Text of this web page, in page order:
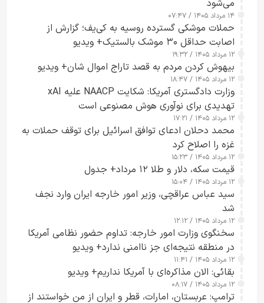
می‌شود
۱۴ مرداد ۱۴۰۵ / ۰۷:۴۷
حملات موشکی گسترده روسیه به کی‌یف؛ گزارش از
اصابت حداقل ۳۰ موشک بالستیک+ ویدیو
۱۲ مرداد ۱۴۰۵ / ۱۹:۳۲
بیهوش کردن مردم به قصد تاراج اموال شان+ ویدیو
۱۲ مرداد ۱۴۰۵ / ۱۸:۴۷
وزارت دادگستری آمریکا: شکایت NAACP علیه xAI
تهدیدی برای نوآوری هوش مصنوعی است
۱۲ مرداد ۱۴۰۵ / ۱۷:۲۱
محمد دحلان ادعای توافق اسرائیل برای توقف حملات به
غزه را اصلاح کرد
۱۲ مرداد ۱۴۰۵ / ۱۵:۲۳
قیمت سکه، دلار و طلا ۱۲ مرداد+ جدول
۱۲ مرداد ۱۴۰۵ / ۱۵:۰۴
سید عباس عراقچی، وزیر امور خارجه ایران وارد نجف
شد
۱۲ مرداد ۱۴۰۵ / ۱۲:۱۲
سخنگوی وزارت امور خارجه: تداوم حضور نظامی آمریکا
در منطقه نتیجه‌ای جز ناامنی ندارد+ ویدیو
۱۲ مرداد ۱۴۰۵ / ۱۱:۴۱
بقائی: الان مذاکره‌ای با آمریکا نداریم+ ویدیو
۱۲ مرداد ۱۴۰۵ / ۰۸:۱۷
ترامپ: عربستان، امارات، قطر و ایران از من خواستند از